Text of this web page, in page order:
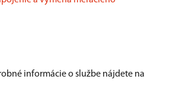
informácie o službe nájdete na